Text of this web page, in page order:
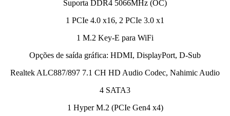
Suporta DDR4 5066MHz (OC)
1 PCIe 4.0 x16, 2 PCIe 3.0 x1
1 M.2 Key-E para WiFi
Opções de saída gráfica: HDMI, DisplayPort, D-Sub
Realtek ALC887/897 7.1 CH HD Audio Codec, Nahimic Audio
4 SATA3
1 Hyper M.2 (PCIe Gen4 x4)